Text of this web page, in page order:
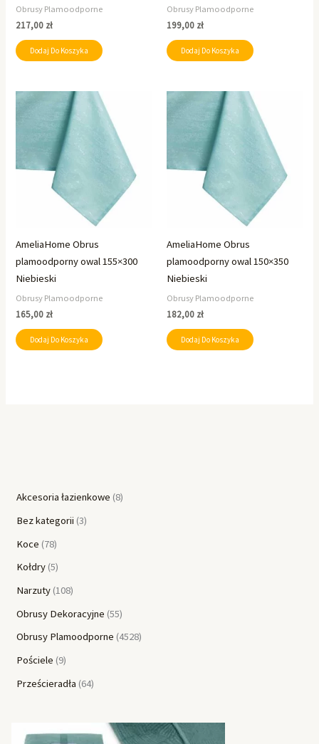
Akcesoria łazienkowe 8
Bez kategorii 3
Koce 78
Kołdry 5
Narzuty 108
Obrusy Dekoracyjne 55
Obrusy Plamoodporne 4528
Pościele 9
Prześcieradła 64
Obrusy Plamoodporne
217,00 zł
Dodaj Do Koszyka
Obrusy Plamoodporne
199,00 zł
Dodaj Do Koszyka
AmeliaHome Obrus
plamoodporny owal 155×300
Niebieski
Obrusy Plamoodporne
165,00 zł
Dodaj Do Koszyka
AmeliaHome Obrus
plamoodporny owal 150×350
Niebieski
Obrusy Plamoodporne
182,00 zł
Dodaj Do Koszyka